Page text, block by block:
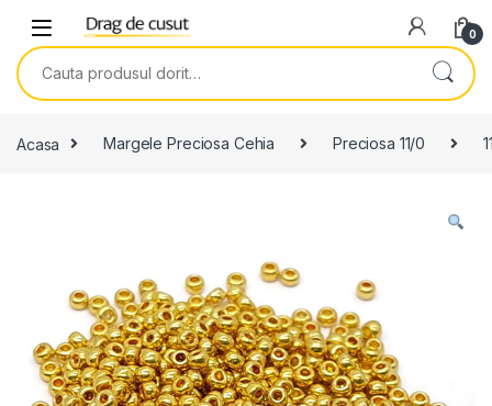
0
Search for:
Acasa Margele Preciosa Cehia Preciosa 11/0